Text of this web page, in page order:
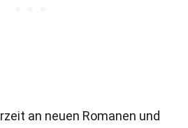
an neuen Romanen und